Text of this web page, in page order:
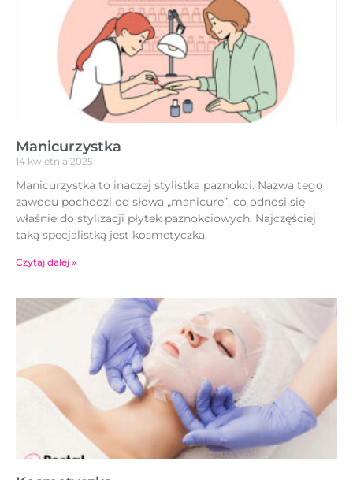
Manicurzystka
14 kwietnia 2025
Manicurzystka to inaczej stylistka paznokci. Nazwa tego
zawodu pochodzi od słowa „manicure”, co odnosi się
właśnie do stylizacji płytek paznokciowych. Najczęściej
taką specjalistką jest kosmetyczka,
Czytaj dalej »